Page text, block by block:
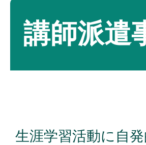
講師派遣
生涯学習活動に自